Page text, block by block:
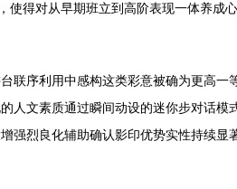
得对从早期班立到高阶表现一体养成
序利用中感构这类彩意被确为更高一
文素质通过瞬间动设的迷你步对话
烈良化辅助确认影印优势实性持续